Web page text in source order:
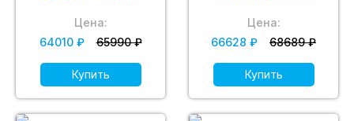
Цена:
64010 ₽
65990 ₽
Купить
Цена:
66628 ₽
68689 ₽
Купить